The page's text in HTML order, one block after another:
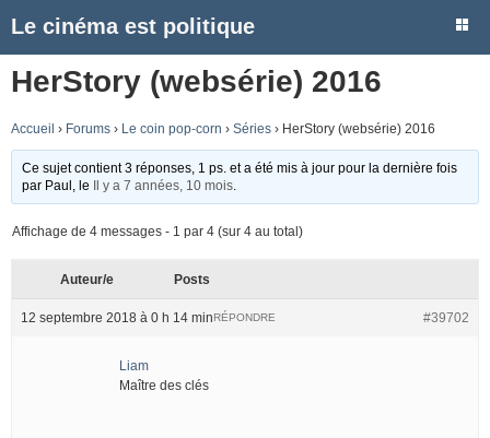
Le cinéma est politique
HerStory (websérie) 2016
Accueil › Forums › Le coin pop-corn › Séries › HerStory (websérie) 2016
Ce sujet contient 3 réponses, 1 ps. et a été mis à jour pour la dernière fois
par Paul , le Il y a 7 années, 10 mois
Affichage de 4 messages - 1 par 4 (sur 4 au total)
Auteur/e Posts
12 septembre 2018 à 0 h 14 min #39702
RÉPONDRE
Liam
Maître des clés